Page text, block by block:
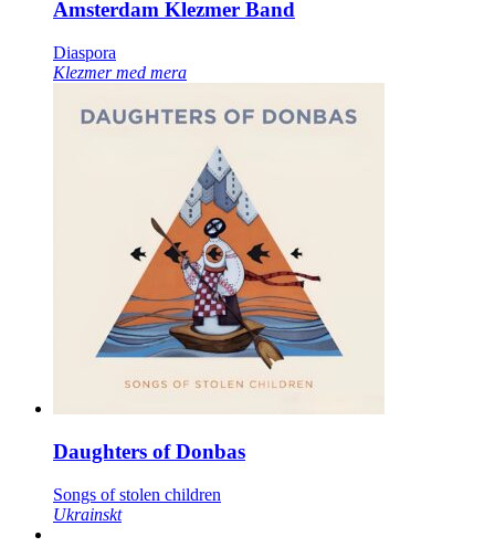
Amsterdam Klezmer Band
Diaspora
Klezmer med mera
Daughters of Donbas
Songs of stolen children
Ukrainskt